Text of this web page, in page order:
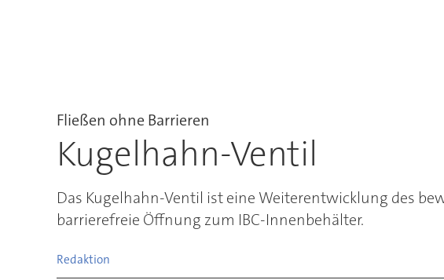
Fließen ohne Barrieren
Kugelhahn-Ventil
Das Kugelhahn-Ventil ist eine Weiterentwicklung des
barrierefreie Öffnung zum IBC-Innenbehälter.
Redaktion